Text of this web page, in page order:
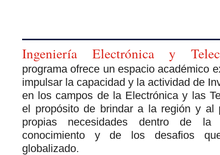
Ingeniería Electrónica y
programa ofrece un espacio académico
impulsar la capacidad y la actividad de
en los campos de la Electrónica y las
el propósito de brindar a la región y al
propias necesidades dentro de la
conocimiento y de los desafios
globalizado.